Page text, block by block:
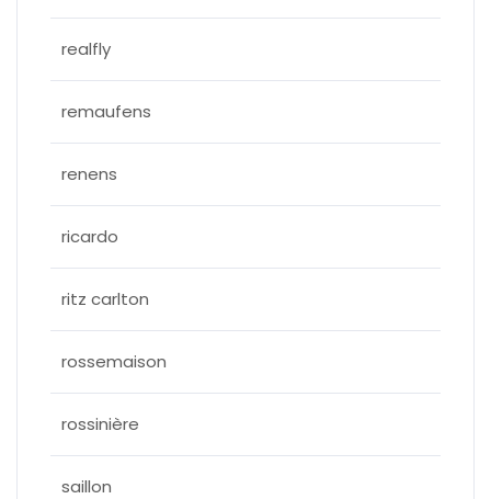
realfly
remaufens
renens
ricardo
ritz carlton
rossemaison
rossinière
saillon